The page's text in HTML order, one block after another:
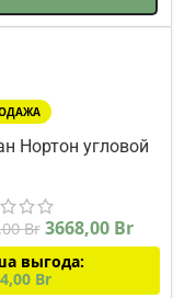
Нортон угловой
Br 3668,00 Br
выгода:
Br